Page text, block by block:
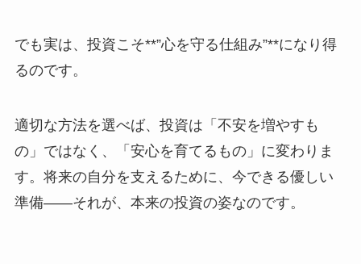
でも実は、投資こそ**”心を守る仕組み”**になり得
るのです。
適切な方法を選べば、投資は「不安を増やすも
の」ではなく、「安心を育てるもの」に変わりま
す。将来の自分を支えるために、今できる優しい
準備――それが、本来の投資の姿なのです。